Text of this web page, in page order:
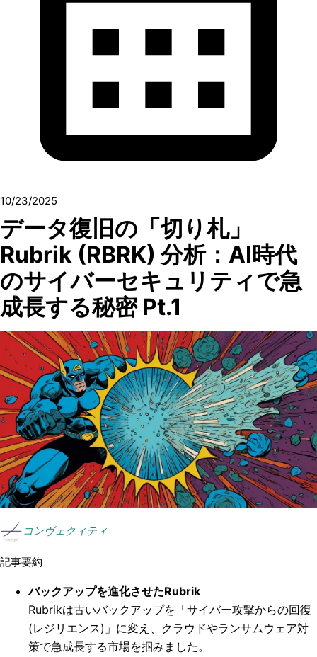
10/23/2025
データ復旧の「切り札」
Rubrik (RBRK) 分析：AI時代
のサイバーセキュリティで急
成長する秘密 Pt.1
コンヴェクィティ
記事要約
バックアップを進化させたRubrik
Rubrikは古いバックアップを「サイバー攻撃からの回復
(レジリエンス)」に変え、クラウドやランサムウェア対
策で急成長する市場を掴みました。